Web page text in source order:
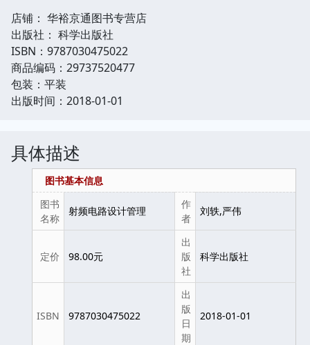
店铺： 华裕京通图书专营店
出版社： 科学出版社
ISBN：9787030475022
商品编码：29737520477
包装：平装
出版时间：2018-01-01
具体描述
图书基本信息
图书
名称
射频电路设计管理
作
者
刘轶,严伟
定价 98.00元
出
版
社
科学出版社
ISBN 9787030475022
出
版
日
期
2018-01-01